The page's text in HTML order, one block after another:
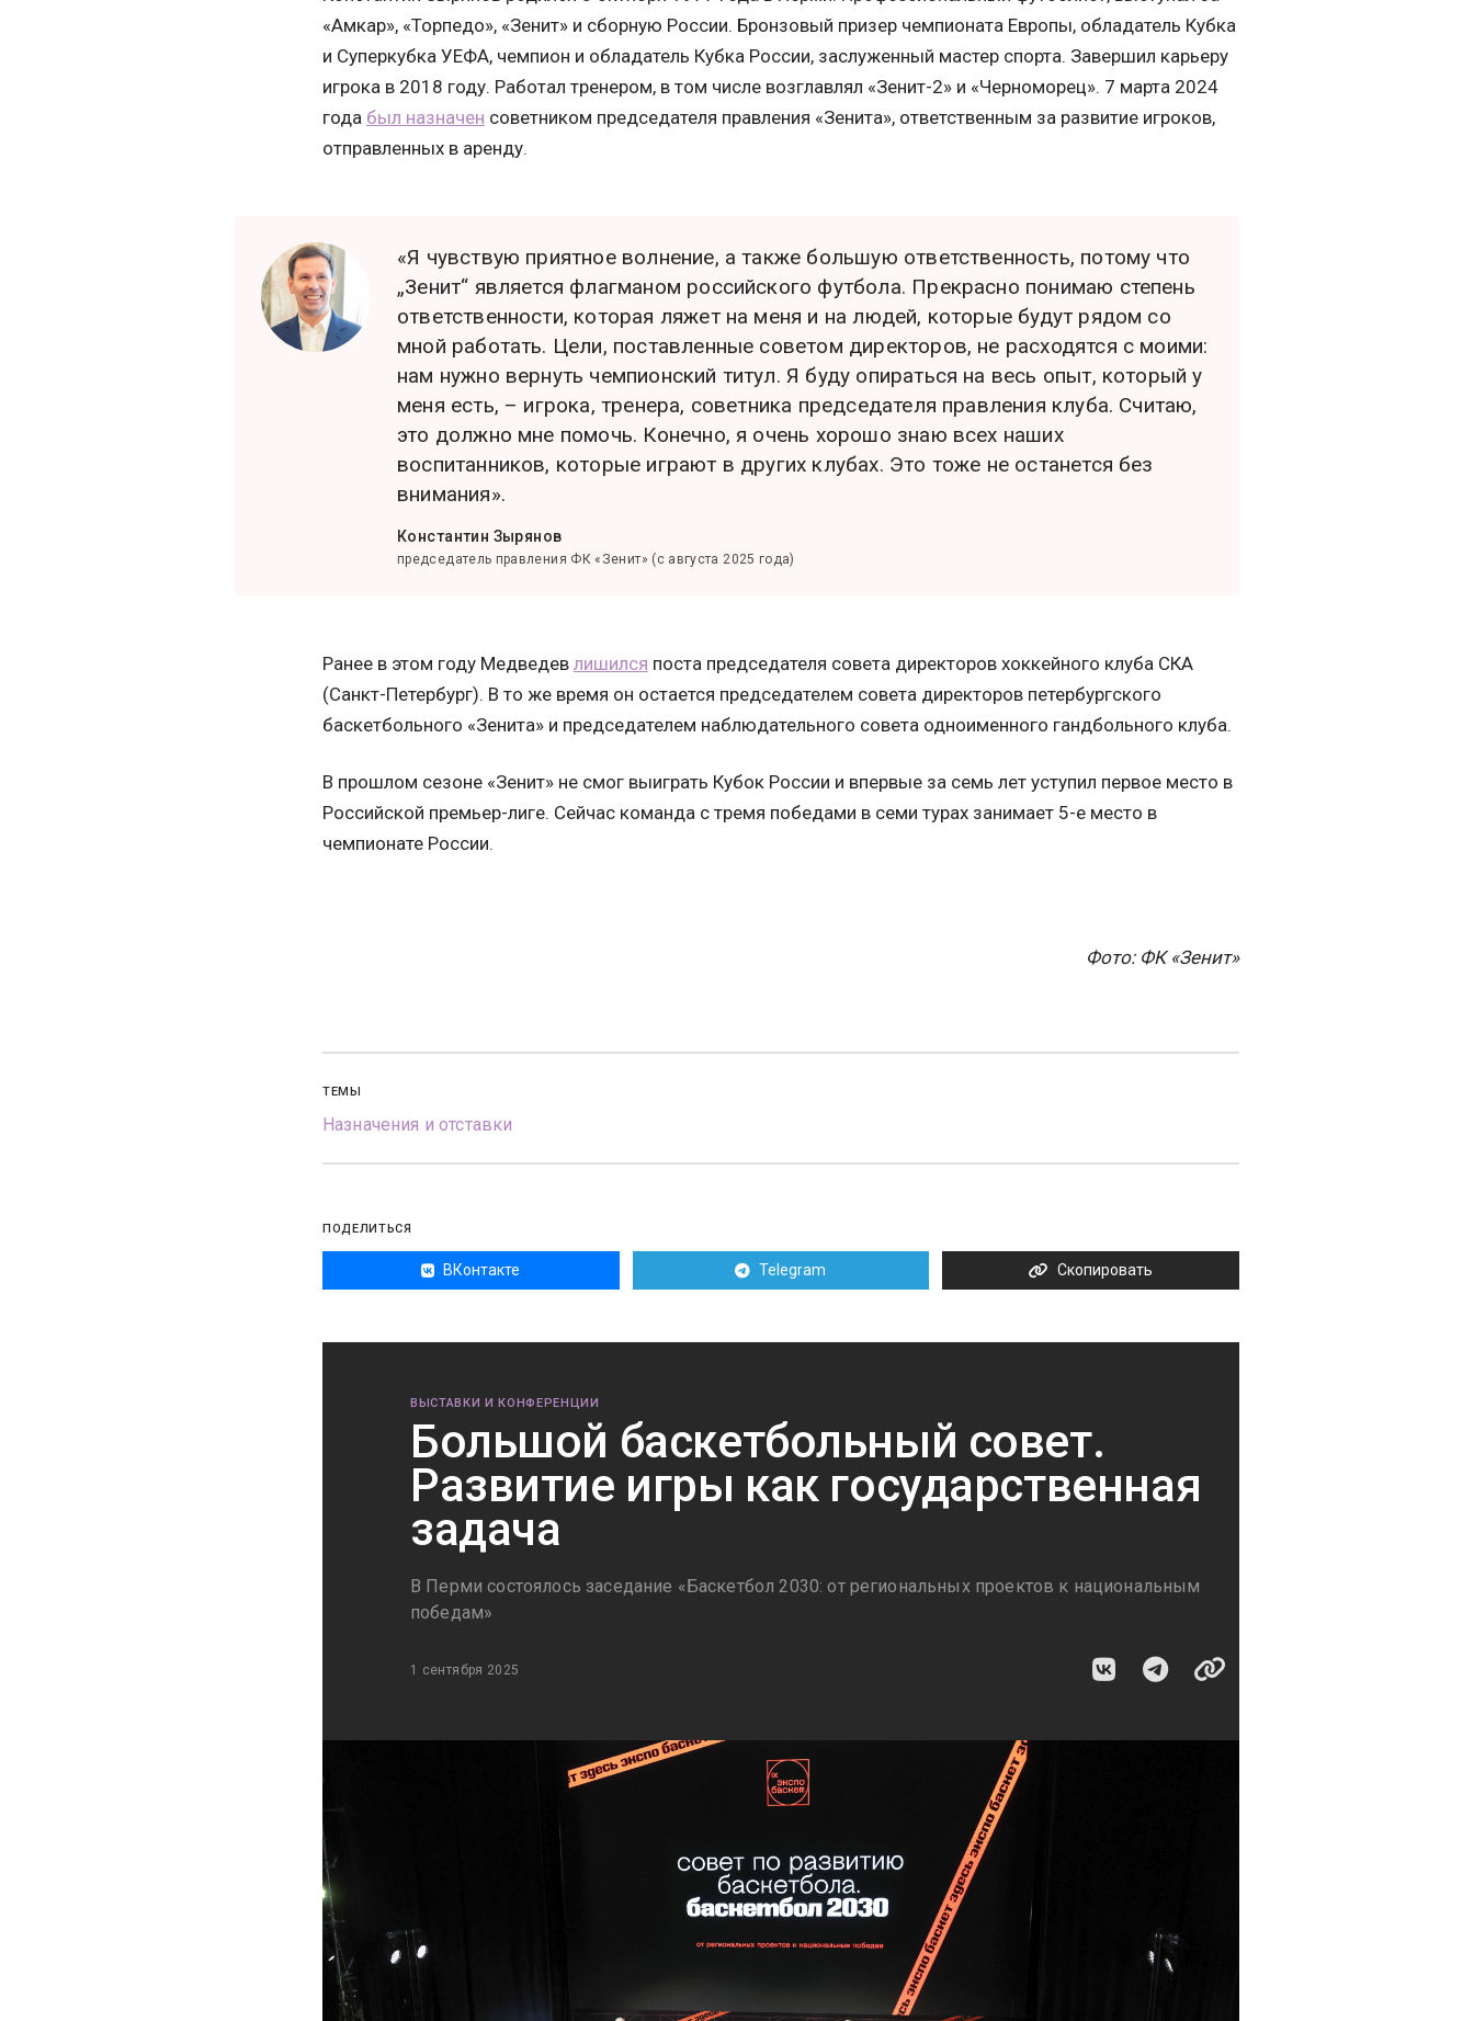
«Амкар», «Торпедо», «Зенит» и сборную России. Бронзовый призер чемпионата Европы, обладатель Кубка
и Суперкубка УЕФА, чемпион и обладатель Кубка России, заслуженный мастер спорта. Завершил карьеру
игрока в 2018 году. Работал тренером, в том числе возглавлял «Зенит-2» и «Черноморец». 7 марта 2024
года был назначен советником председателя правления «Зенита», ответственным за развитие игроков,
отправленных в аренду.
«Я чувствую приятное волнение, а также большую ответственность, потому что
„Зенит“ является флагманом российского футбола. Прекрасно понимаю степень
ответственности, которая ляжет на меня и на людей, которые будут рядом со
мной работать. Цели, поставленные советом директоров, не расходятся с моими:
нам нужно вернуть чемпионский титул. Я буду опираться на весь опыт, который у
меня есть, – игрока, тренера, советника председателя правления клуба. Считаю,
это должно мне помочь. Конечно, я очень хорошо знаю всех наших
воспитанников, которые играют в других клубах. Это тоже не останется без
внимания».
Константин Зырянов
председатель правления ФК «Зенит» (с августа 2025 года)
Ранее в этом году Медведев лишился поста председателя совета директоров хоккейного клуба СКА
(Санкт-Петербург). В то же время он остается председателем совета директоров петербургского
баскетбольного «Зенита» и председателем наблюдательного совета одноименного гандбольного клуба.
В прошлом сезоне «Зенит» не смог выиграть Кубок России и впервые за семь лет уступил первое место в
Российской премьер-лиге. Сейчас команда с тремя победами в семи турах занимает 5-е место в
чемпионате России.
Фото: ФК «Зенит»
ТЕМЫ
Назначения и отставки
ПОДЕЛИТЬСЯ
ВКонтакте Telegram Скопировать
ВЫСТАВКИ И КОНФЕРЕНЦИИ
Большой баскетбольный совет.
Развитие игры как государственная
задача
В Перми состоялось заседание «Баскетбол 2030: от региональных проектов к национальным
победам»
1 сентября 2025